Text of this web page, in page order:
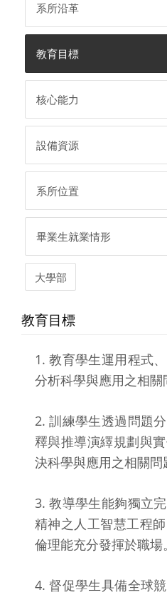
系所沿革
教育目標
核心能力
設備資源
系所位置
畢業生就業情形
大學部
教育目標
1.教育學生運用程式
分析科學與應用之相關
2.訓練學生透過問題
釋與推導演繹規劃與
決科學與應用之相關問
3.教導學生能夠獨立
精神之人工智慧工程
倫理能充分發揮於職場
4.督促學生具備全球